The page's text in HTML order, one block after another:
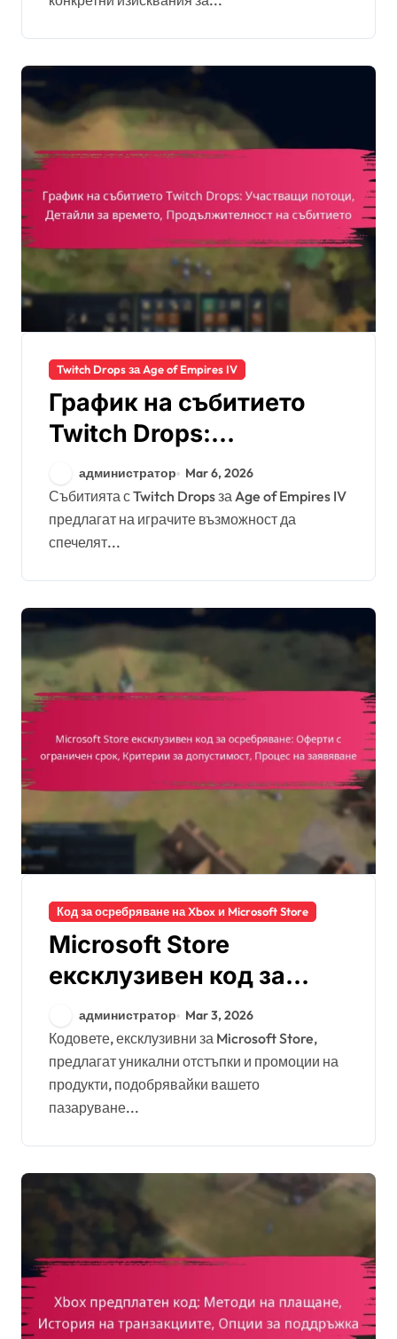
допустимост, Периоди
за заявяване,
Регионални вариации
Twitch Drops за Age of Empires IV
График на събитието
Twitch Drops:
Участващи потоци,
Детайли за времето,
Продължителност на
администратор Mar 6, 2026
Събитията с Twitch Drops за Age of Empires IV
предлагат на играчите възможност да
спечелят...
Код за осребряване на Xbox и Microsoft Store
Microsoft Store
ексклузивен код за
осребряване: Оферти с
ограничен срок,
Критерии за
допустимост, Процес
администратор Mar 3, 2026
Кодовете, ексклузивни за Microsoft Store,
предлагат уникални отстъпки и промоции на
продукти, подобрявайки вашето
пазаруване...